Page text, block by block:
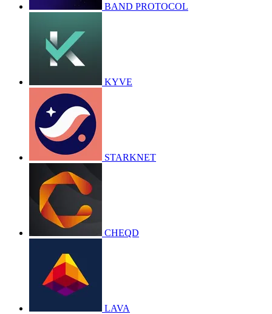
BAND PROTOCOL
KYVE
STARKNET
CHEQD
LAVA